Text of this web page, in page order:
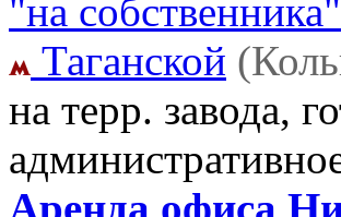
"на собственника"
Таганской
на терр. завода,
Аренда офиса